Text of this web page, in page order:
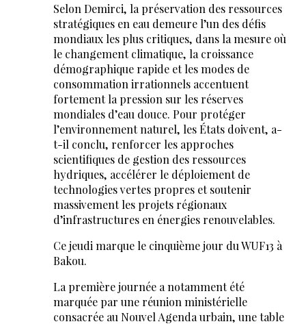
Selon Demirci, la préservation des ressources
stratégiques en eau demeure l’un des défis
mondiaux les plus critiques, dans la mesure où
le changement climatique, la croissance
démographique rapide et les modes de
consommation irrationnels accentuent
fortement la pression sur les réserves
mondiales d’eau douce. Pour protéger
l’environnement naturel, les États doivent, a-
t-il conclu, renforcer les approches
scientifiques de gestion des ressources
hydriques, accélérer le déploiement de
technologies vertes propres et soutenir
massivement les projets régionaux
d’infrastructures en énergies renouvelables.
Ce jeudi marque le cinquième jour du WUF13 à
Bakou.
La première journée a notamment été
marquée par une réunion ministérielle
consacrée au Nouvel Agenda urbain, une table